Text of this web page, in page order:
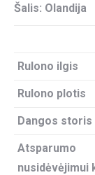
Šalis: Olandija
Rulono ilgis
Rulono plotis
Dangos storis
Atsparumo
nusidėvėjimui